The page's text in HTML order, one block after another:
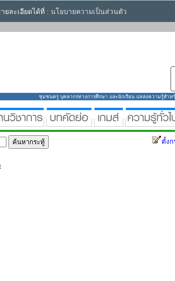
ละเอียดได้ที่ : นโยบายความเป็นส่วนตัว
ชุมชนครู บุคลากรทางการศึกษา และนักเรียน แหล่งความรู้สำ
ตั้ง